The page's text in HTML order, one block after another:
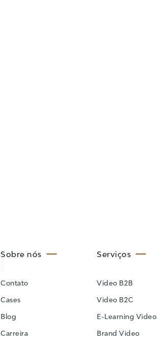
Sobre nós
Contato
Cases
Blog
Carreira
Serviços
Video B2B
Video B2C
E-Learning Video
Brand Video